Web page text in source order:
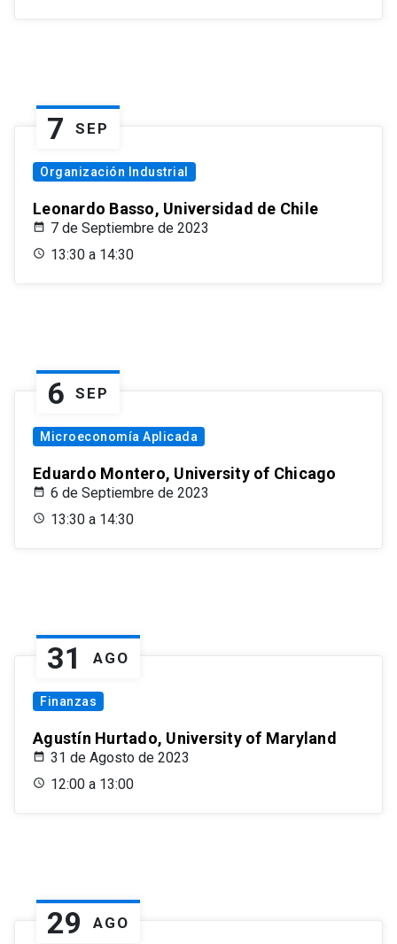
7 SEP
Organización Industrial
Leonardo Basso, Universidad de Chile
7 de Septiembre de 2023
13:30 a 14:30
6 SEP
Microeconomía Aplicada
Eduardo Montero, University of Chicago
6 de Septiembre de 2023
13:30 a 14:30
31 AGO
Finanzas
Agustín Hurtado, University of Maryland
31 de Agosto de 2023
12:00 a 13:00
29 AGO